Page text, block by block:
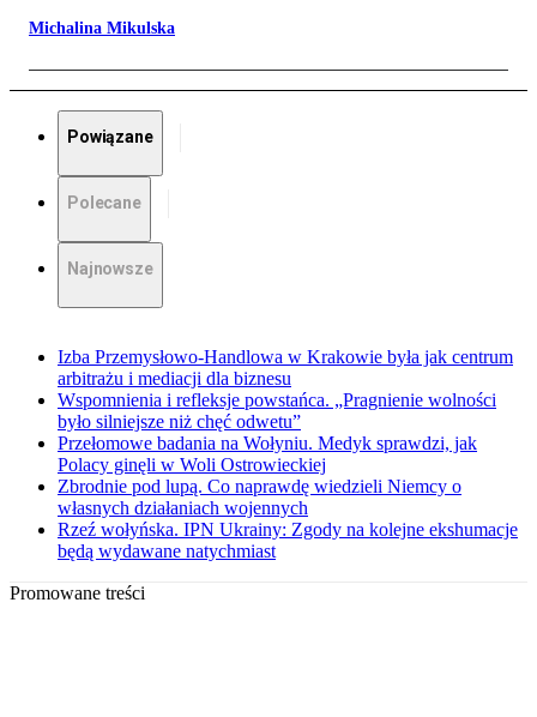
Michalina Mikulska
Powiązane
Polecane
Najnowsze
Izba Przemysłowo-Handlowa w Krakowie była jak centrum
arbitrażu i mediacji dla biznesu
Wspomnienia i refleksje powstańca. „Pragnienie wolności
było silniejsze niż chęć odwetu”
Przełomowe badania na Wołyniu. Medyk sprawdzi, jak
Polacy ginęli w Woli Ostrowieckiej
Zbrodnie pod lupą. Co naprawdę wiedzieli Niemcy o
własnych działaniach wojennych
Rzeź wołyńska. IPN Ukrainy: Zgody na kolejne ekshumacje
będą wydawane natychmiast
Promowane treści